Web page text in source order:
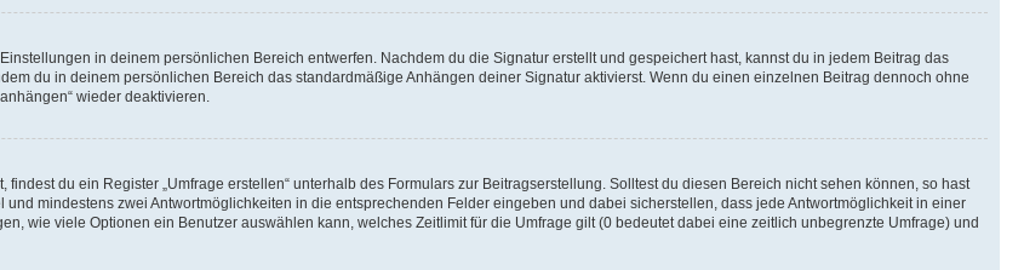
in deinem persönlichen Bereich entwerfen. Nachdem du die Signatur erstellt und gespeichert hast, kannst du in jedem Beitrag das
du in deinem persönlichen Bereich das standardmäßige Anhängen deiner Signatur aktivierst. Wenn du einen einzelnen Beitrag dennoch ohne
wieder deaktivieren.
du ein Register „Umfrage erstellen“ unterhalb des Formulars zur Beitragserstellung. Solltest du diesen Bereich nicht sehen können, so hast
mindestens zwei Antwortmöglichkeiten in die entsprechenden Felder eingeben und dabei sicherstellen, dass jede Antwortmöglichkeit in einer
wie viele Optionen ein Benutzer auswählen kann, welches Zeitlimit für die Umfrage gilt (0 bedeutet dabei eine zeitlich unbegrenzte Umfrage) und